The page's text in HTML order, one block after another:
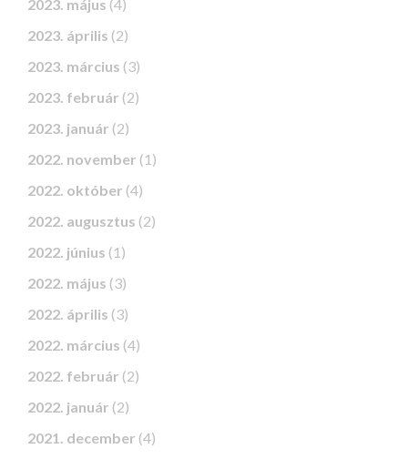
2023. május (4)
2023. április (2)
2023. március (3)
2023. február (2)
2023. január (2)
2022. november (1)
2022. október (4)
2022. augusztus (2)
2022. június (1)
2022. május (3)
2022. április (3)
2022. március (4)
2022. február (2)
2022. január (2)
2021. december (4)